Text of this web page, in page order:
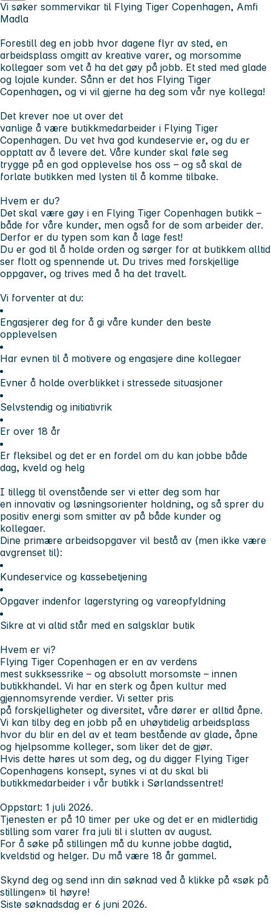
Vi søker sommervikar til Flying Tiger Copenhagen, Amfi
Madla
Forestill deg en jobb hvor dagene flyr av sted, en
arbeidsplass omgitt av kreative varer, og morsomme
kollegaer som vet å ha det gøy på jobb. Et sted med glade
og lojale kunder. Sånn er det hos Flying Tiger
Copenhagen, og vi vil gjerne ha deg som vår nye kollega!
Det krever noe ut over det
vanlige å være butikkmedarbeider i Flying Tiger
Copenhagen. Du vet hva god kundeservie er, og du er
opptatt av å levere det. Våre kunder skal føle seg
trygge på en god opplevelse hos oss – og så skal de
forlate butikken med lysten til å komme tilbake.
Hvem er du?
Det skal være gøy i en Flying Tiger Copenhagen butikk –
både for våre kunder, men også for de som arbeider der.
Derfor er du typen som kan å lage fest!
Du er god til å holde orden og sørger for at butikkem alltid
ser flott og spennende ut. Du trives med forskjellige
oppgaver, og trives med å ha det travelt.
Vi forventer at du:
Engasjerer deg for å gi våre kunder den beste
opplevelsen
Har evnen til å motivere og engasjere dine kollegaer
Evner å holde overblikket i stressede situasjoner
Selvstendig og initiativrik
Er over 18 år
Er fleksibel og det er en fordel om du kan jobbe både
dag, kveld og helg
I tillegg til ovenstående ser vi etter deg som har
en innovativ og løsningsorienter holdning, og så sprer du
positiv energi som smitter av på både kunder og
kollegaer.
Dine primære arbeidsopgaver vil bestå av (men ikke være
avgrenset til):
Kundeservice og kassebetjening
Opgaver indenfor lagerstyring og vareopfyldning
Sikre at vi altid står med en salgsklar butik
Hvem er vi?
Flying Tiger Copenhagen er en av verdens
mest sukksessrike – og absolutt morsomste – innen
butikkhandel. Vi har en sterk og åpen kultur med
gjennomsyrende verdier. Vi setter pris
på forskjelligheter og diversitet, våre dører er alltid åpne.
Vi kan tilby deg en jobb på en uhøytidelig arbeidsplass
hvor du blir en del av et team bestående av glade, åpne
og hjelpsomme kolleger, som liker det de gjør.
Hvis dette høres ut som deg, og du digger Flying Tiger
Copenhagens konsept, synes vi at du skal bli
butikkmedarbeider i vår butikk i Sørlandssentret!
Oppstart: 1 juli 2026.
Tjenesten er på 10 timer per uke og det er en midlertidig
stilling som varer fra juli til i slutten av august.
For å søke på stillingen må du kunne jobbe dagtid,
kveldstid og helger. Du må være 18 år gammel.
Skynd deg og send inn din søknad ved å klikke på «søk på
stillingen» til høyre!
Siste søknadsdag er 6 juni 2026.